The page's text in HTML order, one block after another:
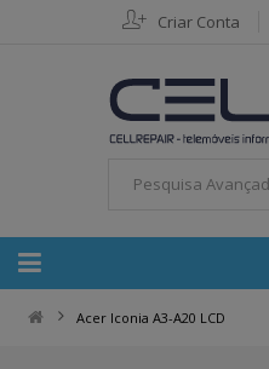
Criar Conta
Acer Iconia A3-A20 LCD